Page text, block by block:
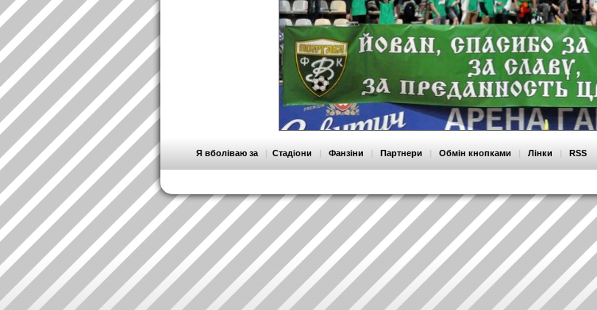
Я вболіваю за | Стадіони | Фанзіни | Партнери | Обмін кнопками | Лінки | RSS